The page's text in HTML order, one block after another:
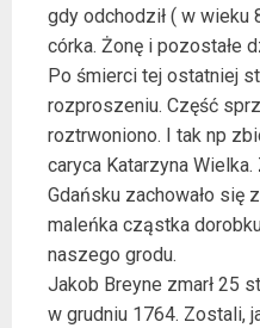
gdy odchodził ( w wieku
córka. Żonę i pozostałe
Po śmierci tej ostatniej
rozproszeniu. Część
roztrwoniono. I tak np
caryca Katarzyna Wielka.
Gdańsku zachowało się
maleńka cząstka
naszego grodu.
Jakob Breyne zmarł 25
w grudniu 1764. Zostali,